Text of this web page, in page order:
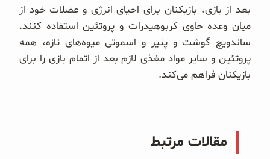
بعد از بازی، بازیکنان برای احیای انرژی و عضلات خود از
میان وعده حاوی کربوهیدرات و پروتئین استفاده کنند.
ساندویچ گوشت و پنیر و اسموتی میوه‌های تازه، همه
پروتئین و سایر مواد مغذی لازم بعد از اتمام بازی را برای
بازیکنان فراهم می‌کند.
مقالات مرتبط